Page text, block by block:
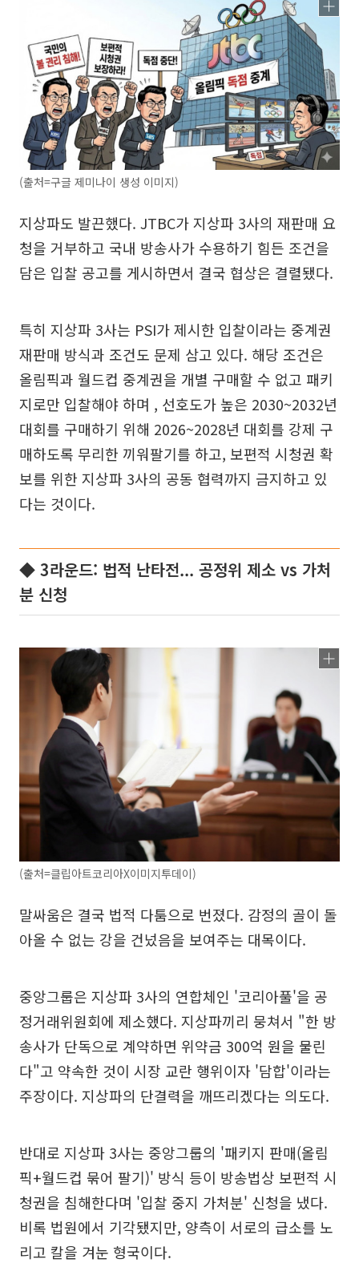
(출처=구글 제미나이 생성 이미지)
지상파도 발끈했다. JTBC가 지상파 3사의 재판매 요
청을 거부하고 국내 방송사가 수용하기 힘든 조건을
담은 입찰 공고를 게시하면서 결국 협상은 결렬됐다.
특히 지상파 3사는 PSI가 제시한 입찰이라는 중계권
재판매 방식과 조건도 문제 삼고 있다. 해당 조건은
올림픽과 월드컵 중계권을 개별 구매할 수 없고 패키
지로만 입찰해야 하며 , 선호도가 높은 2030~2032년
대회를 구매하기 위해 2026~2028년 대회를 강제 구
매하도록 무리한 끼워팔기를 하고, 보편적 시청권 확
보를 위한 지상파 3사의 공동 협력까지 금지하고 있
다는 것이다.
◆ 3라운드: 법적 난타전... 공정위 제소 vs 가처
분 신청
(출처=클립아트코리아X이미지투데이)
말싸움은 결국 법적 다툼으로 번졌다. 감정의 골이 돌
아올 수 없는 강을 건넜음을 보여주는 대목이다.
중앙그룹은 지상파 3사의 연합체인 '코리아풀'을 공
정거래위원회에 제소했다. 지상파끼리 뭉쳐서 "한 방
송사가 단독으로 계약하면 위약금 300억 원을 물린
다"고 약속한 것이 시장 교란 행위이자 '담합'이라는
주장이다. 지상파의 단결력을 깨뜨리겠다는 의도다.
반대로 지상파 3사는 중앙그룹의 '패키지 판매(올림
픽+월드컵 묶어 팔기)' 방식 등이 방송법상 보편적 시
청권을 침해한다며 '입찰 중지 가처분' 신청을 냈다.
비록 법원에서 기각됐지만, 양측이 서로의 급소를 노
리고 칼을 겨눈 형국이다.